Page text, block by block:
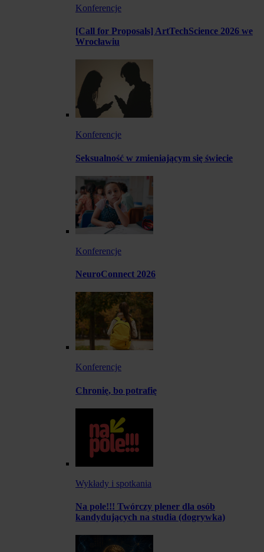
Konferencje
[Call for Proposals] ArtTechScience 2026 we
Wrocławiu
Konferencje
Seksualność w zmieniającym się świecie
Konferencje
NeuroConnect 2026
Konferencje
Chronię, bo potrafię
Wykłady i spotkania
Na pole!!! Twórczy plener dla osób
kandydujących na studia (dogrywka)